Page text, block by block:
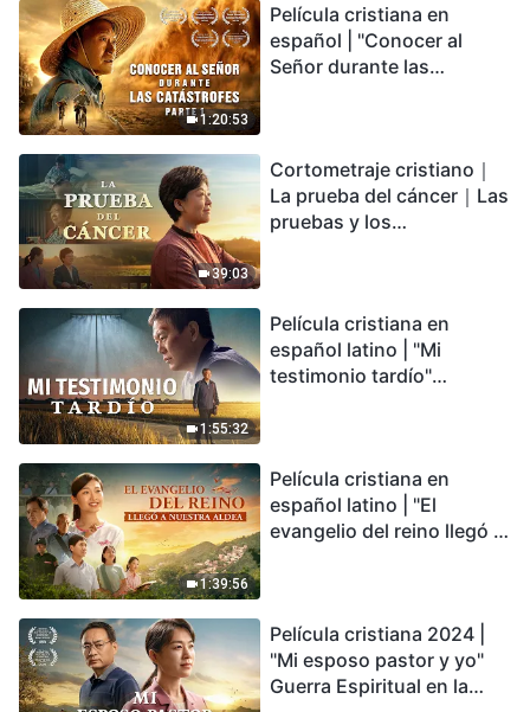
podemos sobrevivir?
1:20:53
Película cristiana en
español | "Conocer al
Señor durante las
encontrarás refugio?
39:03
Cortometraje cristiano｜
La prueba del cáncer｜Las
pruebas y los
1:55:32
Película cristiana en
español latino | "Mi
testimonio tardío"
conmovedor
1:39:56
Película cristiana en
español latino | "El
evangelio del reino llegó a
Película cristiana 2024 |
"Mi esposo pastor y yo"
Guerra Espiritual en la